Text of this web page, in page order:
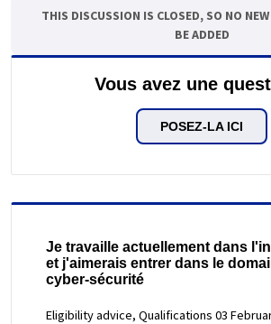
THIS DISCUSSION IS CLOSED, SO NO
BE ADDED
Vous avez une
POSEZ-LA ICI
Je travaille actuellement dans
et j'aimerais entrer dans le
cyber-sécurité
Eligibility advice, Qualifications 03